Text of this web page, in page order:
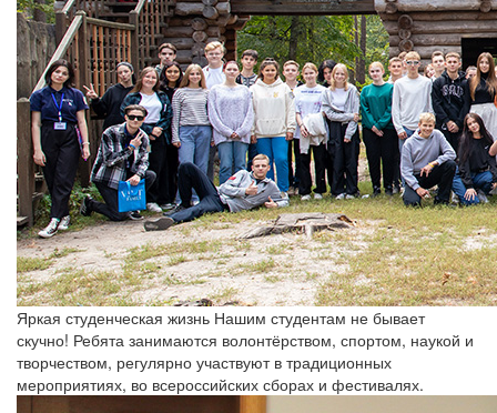
Яркая студенческая жизнь Нашим студентам не бывает
скучно! Ребята занимаются волонтёрством, спортом, наукой и
творчеством, регулярно участвуют в традиционных
мероприятиях, во всероссийских сборах и фестивалях.